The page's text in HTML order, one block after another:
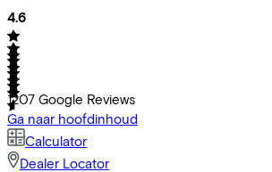
4.6
1207 Google Reviews
Ga naar hoofdinhoud
Calculator
Dealer Locator